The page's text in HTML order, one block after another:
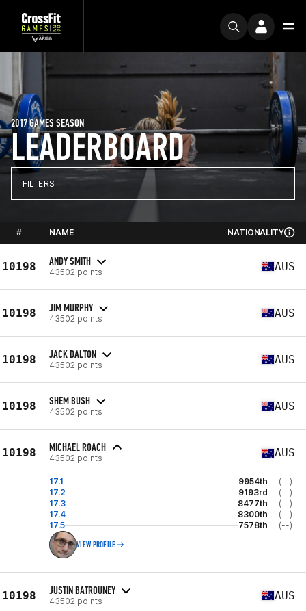
LEADERBOARD
2017 GAMES SEASON
FILTERS
# NAME NATIONALITY
10198 ANDY SMITH
43502 points AUS
10198 JIM MURPHY
43502 points AUS
10198 JACK DALTON
43502 points AUS
10198 SHEM BUSH
43502 points AUS
10198 MICHAEL ROACH
43502 points AUS
17.1 9954th
(--)
17.2
9193rd
(--)
17.3
8477th
(--)
17.4
8300th
(--)
17.5
7578th (--)
VIEW PROFILE
10198 JUSTIN BATROUNEY
43502 points AUS